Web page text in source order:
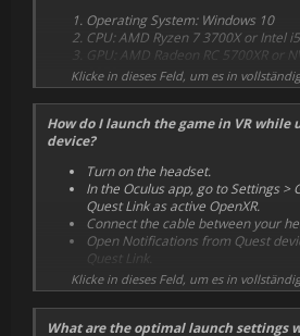
Operating System: Windows 10
CPU: AMD Ryzen 7 3700X or Intel
GPU: AMD Radeon RC 5700XR or
2070
RAM: 16 GB
DirectX: Version 12 (“DX12”)
Storage: 95GB, SSD preferred
Network: Broadband internet
Other hardware: Monitor and
Additionally, below are some
confirmed to achieve optimal
Configuration 1: 90+ fps achieved
Headset: Meta Quest 2
CPU: Intel i9 13900K
GPU: NVIDIA GeForce RTX 4080
Klicke in dieses Feld, um es in
How do I launch the game in VR while
device?
Turn on the headset.
In the Oculus app, go to Settings >
Quest Link as active OpenXR.
Connect the cable between your
Open Notifications from Quest
Quest Link.
If a dialogue box pops up on the
start playing.
If not, enable manually via the
Settings > System > Quest Link >
Klicke in dieses Feld, um es in
What are the optimal launch settings